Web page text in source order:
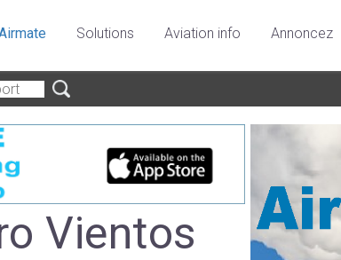
Solutions Aviation info Annoncez
Vientos